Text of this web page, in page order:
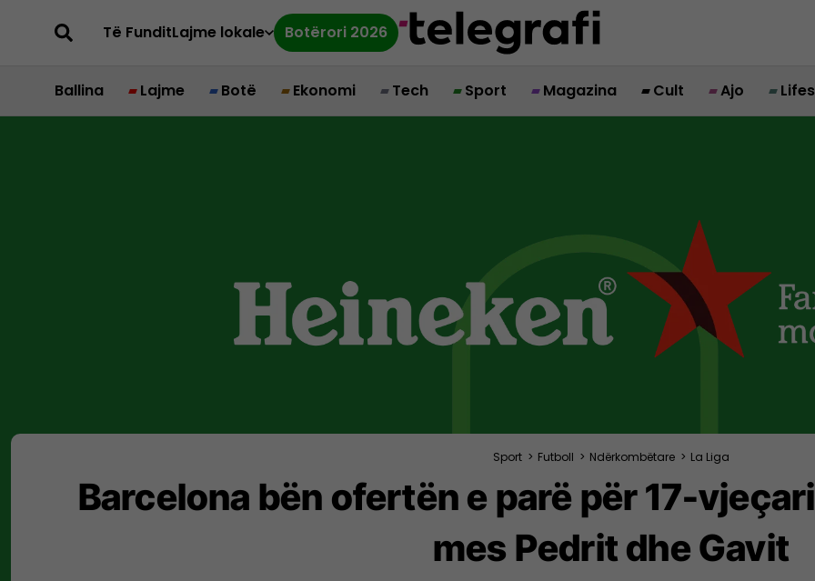
Të FunditLajme lokale Botërori 2026
Ballina Lajme Botë Ekonomi Tech Sport Magazina Cult Ajo
Sport > Futboll > Ndërkombëtare > La Liga
Barcelona bën ofertën e parë për 17-
mes Pedrit dhe Gavit